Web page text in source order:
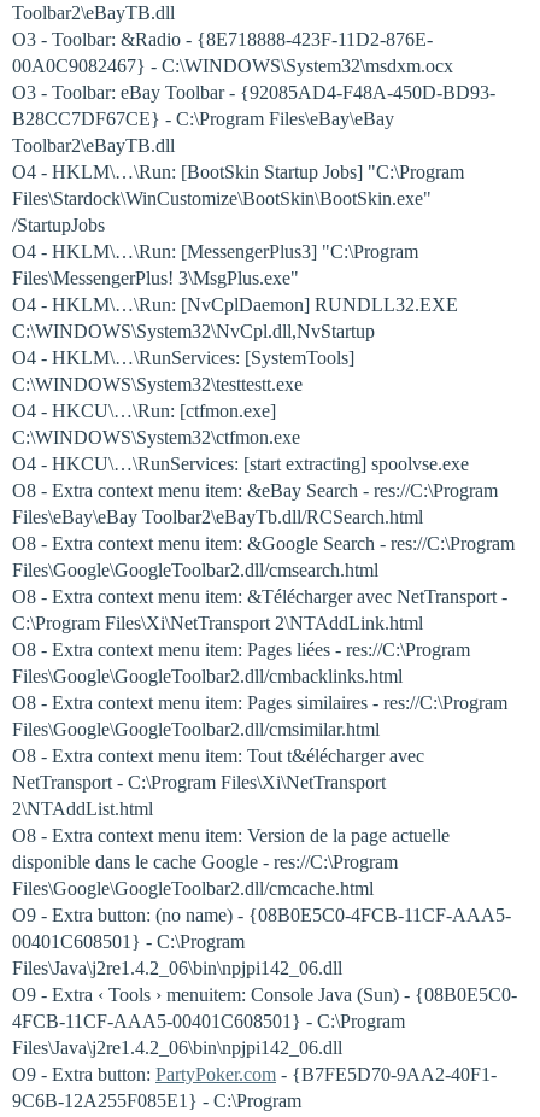
Toolbar2\eBayTB.dll
O3 - Toolbar: &Radio - {8E718888-423F-11D2-876E-
00A0C9082467} - C:\WINDOWS\System32\msdxm.ocx
O3 - Toolbar: eBay Toolbar - {92085AD4-F48A-450D-BD93-
B28CC7DF67CE} - C:\Program Files\eBay\eBay
Toolbar2\eBayTB.dll
O4 - HKLM\…\Run: [BootSkin Startup Jobs] "C:\Program
Files\Stardock\WinCustomize\BootSkin\BootSkin.exe"
/StartupJobs
O4 - HKLM\…\Run: [MessengerPlus3] "C:\Program
Files\MessengerPlus! 3\MsgPlus.exe"
O4 - HKLM\…\Run: [NvCplDaemon] RUNDLL32.EXE
C:\WINDOWS\System32\NvCpl.dll,NvStartup
O4 - HKLM\…\RunServices: [SystemTools]
C:\WINDOWS\System32\testtestt.exe
O4 - HKCU\…\Run: [ctfmon.exe]
C:\WINDOWS\System32\ctfmon.exe
O4 - HKCU\…\RunServices: [start extracting] spoolvse.exe
O8 - Extra context menu item: &eBay Search - res://C:\Program
Files\eBay\eBay Toolbar2\eBayTb.dll/RCSearch.html
O8 - Extra context menu item: &Google Search - res://C:\Program
Files\Google\GoogleToolbar2.dll/cmsearch.html
O8 - Extra context menu item: &Télécharger avec NetTransport -
C:\Program Files\Xi\NetTransport 2\NTAddLink.html
O8 - Extra context menu item: Pages liées - res://C:\Program
Files\Google\GoogleToolbar2.dll/cmbacklinks.html
O8 - Extra context menu item: Pages similaires - res://C:\Program
Files\Google\GoogleToolbar2.dll/cmsimilar.html
O8 - Extra context menu item: Tout t&élécharger avec
NetTransport - C:\Program Files\Xi\NetTransport
2\NTAddList.html
O8 - Extra context menu item: Version de la page actuelle
disponible dans le cache Google - res://C:\Program
Files\Google\GoogleToolbar2.dll/cmcache.html
O9 - Extra button: (no name) - {08B0E5C0-4FCB-11CF-AAA5-
00401C608501} - C:\Program
Files\Java\j2re1.4.2_06\bin\npjpi142_06.dll
O9 - Extra ‹ Tools › menuitem: Console Java (Sun) - {08B0E5C0-
4FCB-11CF-AAA5-00401C608501} - C:\Program
Files\Java\j2re1.4.2_06\bin\npjpi142_06.dll
O9 - Extra button: PartyPoker.com - {B7FE5D70-9AA2-40F1-
9C6B-12A255F085E1} - C:\Program